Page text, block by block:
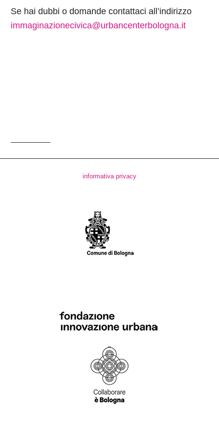
Se hai dubbi o domande contattaci all’indirizzo
immaginazionecivica@urbancenterbologna.it
informativa privacy